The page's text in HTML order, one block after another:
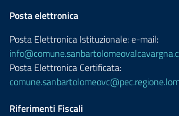
Posta elettronica
Posta Elettronica Istituzionale: e-mail:
Posta Elettronica Certificata:
Riferimenti Fiscali